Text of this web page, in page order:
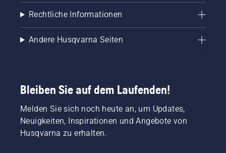
Rechtliche Informationen
Andere Husqvarna Seiten
Bleiben Sie auf dem Laufenden!
Melden Sie sich noch heute an, um Updates,
Neuigkeiten, Inspirationen und Angebote von
Husqvarna zu erhalten.